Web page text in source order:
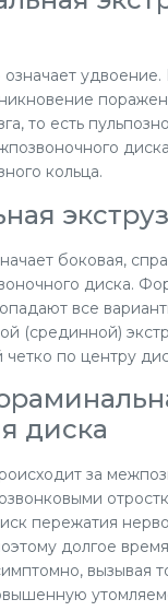
означает удвоение.
то есть
кольца.
боковая,
диска.
все
(срединной)
по центру
диска
за
пережатия
долгое
вызывая